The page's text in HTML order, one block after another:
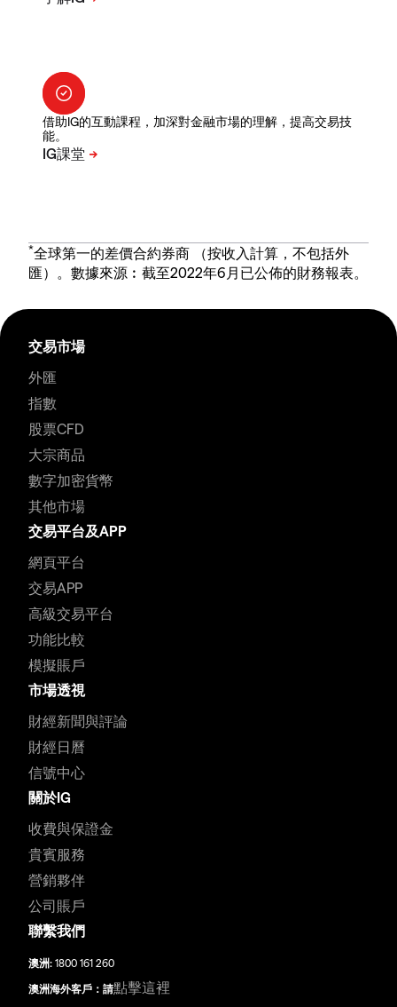
借助IG的互動課程，加深對金融市場的理解，提高交易技
能。
*全球第一的差價合約券商 （按收入計算，不包括外
匯）。數據來源︰截至2022年6月已公佈的財務報表。
交易市場
外匯
指數
股票CFD
大宗商品
數字加密貨幣
其他市場
交易平台及APP
網頁平台
交易APP
高級交易平台
功能比較
模擬賬戶
市場透視
財經新聞與評論
財經日曆
信號中心
關於IG
收費與保證金
貴賓服務
營銷夥伴
公司賬戶
聯繫我們
澳洲: 1800 161 260
澳洲海外客戶：請點擊這裡